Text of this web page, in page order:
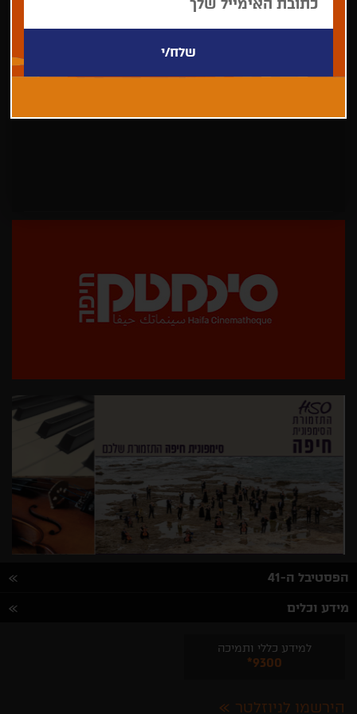
הפסטיבל ה-41
מידע וכלים
למידע כללי ותמיכה
*9300
הירשמו לניוזלטר